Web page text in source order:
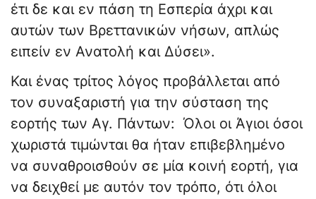
έτι δε και εν πάση τη Εσπερία άχρι και
αυτών των Βρεττανικών νήσων, απλώς
ειπείν εν Ανατολή και Δύσει».
Και ένας τρίτος λόγος προβάλλεται από
τον συναξαριστή για την σύσταση της
εορτής των Αγ. Πάντων: Όλοι οι Άγιοι όσοι
χωριστά τιμώνται θα ήταν επιβεβλημένο
να συναθροισθούν σε μία κοινή εορτή, για
να δειχθεί με αυτόν τον τρόπο, ότι όλοι